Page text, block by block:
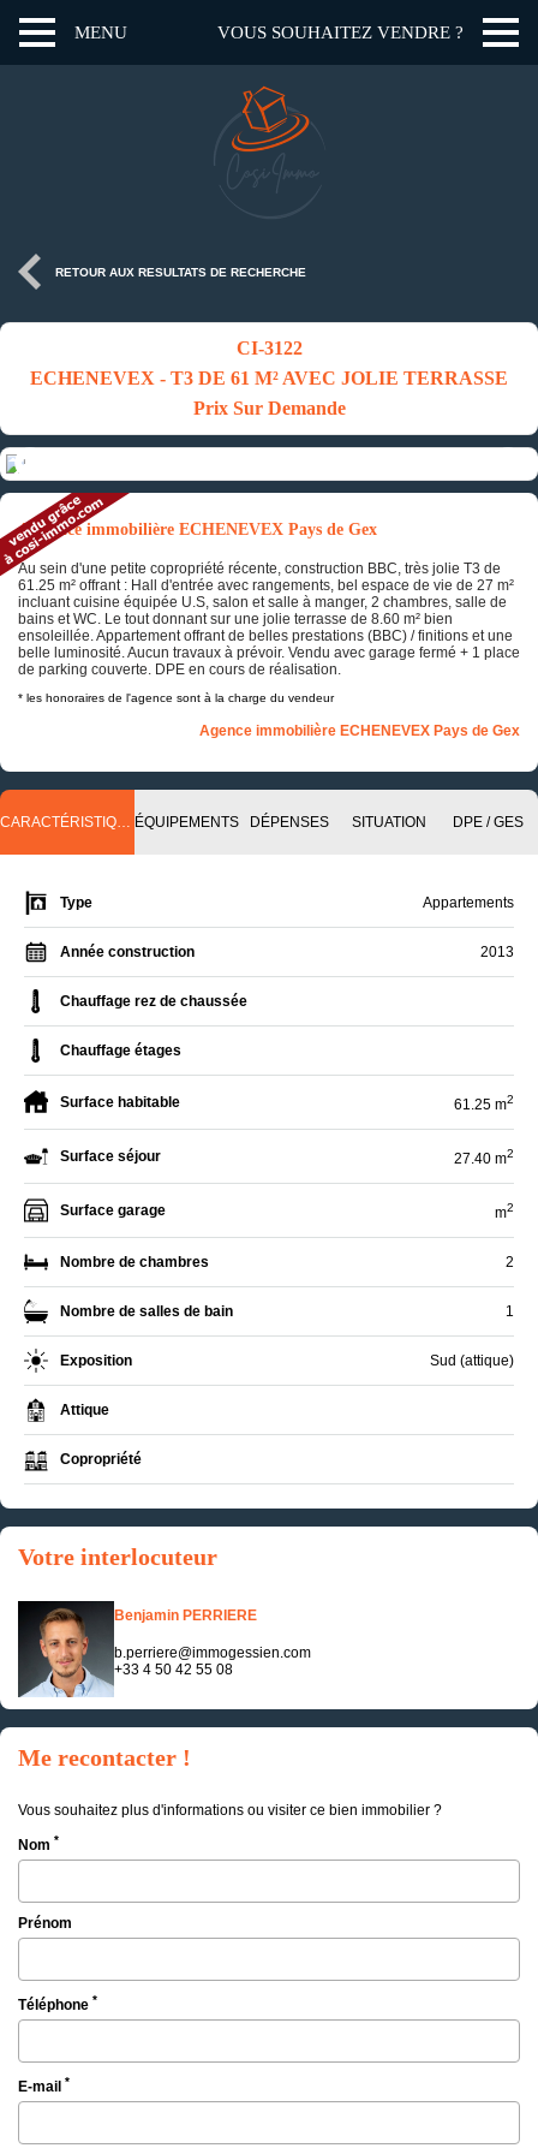
MENU VOUS SOUHAITEZ VENDRE ?
RETOUR AUX RESULTATS DE RECHERCHE
CI-3122
ECHENEVEX - T3 DE 61 M² AVEC JOLIE TERRASSE
Prix Sur Demande
Annonce immobilière ECHENEVEX Pays de Gex
Au sein d'une petite copropriété récente, construction BBC, très jolie T3 de
61.25 m² offrant : Hall d'entrée avec rangements, bel espace de vie de 27 m²
incluant cuisine équipée U.S, salon et salle à manger, 2 chambres, salle de
bains et WC. Le tout donnant sur une jolie terrasse de 8.60 m² bien
ensoleillée. Appartement offrant de belles prestations (BBC) / finitions et une
belle luminosité. Aucun travaux à prévoir. Vendu avec garage fermé + 1 place
de parking couverte. DPE en cours de réalisation.
* les honoraires de l'agence sont à la charge du vendeur
Agence immobilière ECHENEVEX Pays de Gex
CARACTÉRISTIQUES ÉQUIPEMENTS DÉPENSES SITUATION DPE / GES
Type Appartements
Année construction 2013
Chauffage rez de chaussée
Chauffage étages
Surface habitable 61.25 m2
Surface séjour 27.40 m2
Surface garage m2
Nombre de chambres 2
Nombre de salles de bain 1
Exposition Sud (attique)
Attique
Copropriété
Votre interlocuteur
Benjamin PERRIERE
b.perriere@immogessien.com
+33 4 50 42 55 08
Me recontacter !
Vous souhaitez plus d'informations ou visiter ce bien immobilier ?
Nom *
Prénom
Téléphone *
E-mail *